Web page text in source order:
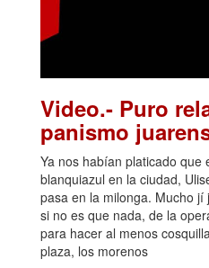
Video.- Puro
panismo
Ya nos habían platicado que
blanquiazul en la ciudad,
pasa en la milonga. Mucho
si no es que nada, de la
para hacer al menos
plaza, los morenos